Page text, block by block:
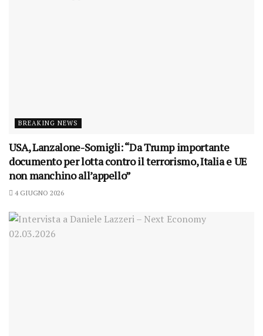
BREAKING NEWS
USA, Lanzalone-Somigli: “Da Trump importante
documento per lotta contro il terrorismo, Italia e UE
non manchino all’appello”
4 GIUGNO 2026